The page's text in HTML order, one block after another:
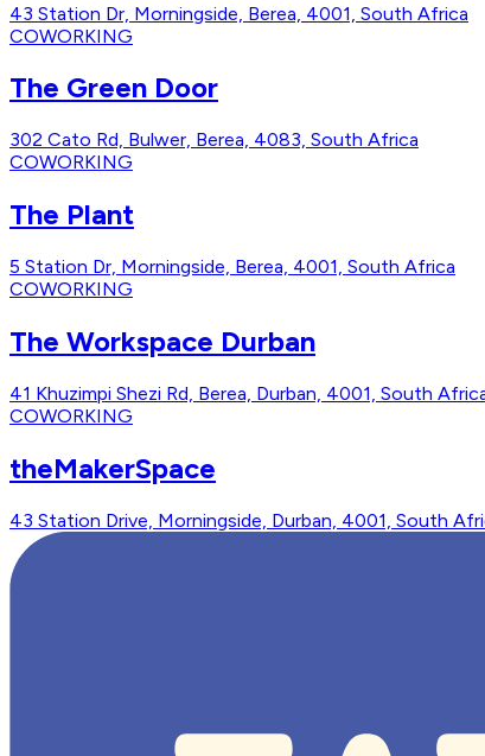
43 Station Dr, Morningside, Berea, 4001, South Africa
COWORKING
The Green Door
302 Cato Rd, Bulwer, Berea, 4083, South Africa
COWORKING
The Plant
5 Station Dr, Morningside, Berea, 4001, South Africa
COWORKING
The Workspace Durban
41 Khuzimpi Shezi Rd, Berea, Durban, 4001, South
COWORKING
theMakerSpace
43 Station Drive, Morningside, Durban, 4001, South